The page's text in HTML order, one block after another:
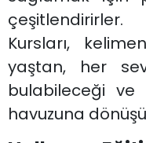
Kursları,
yaştan, her
bulabileceği ve
havuzuna